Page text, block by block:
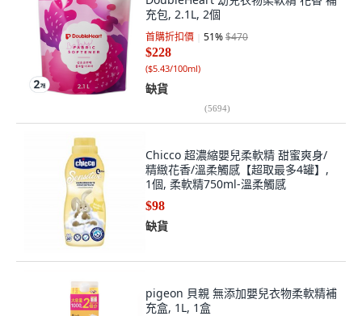
充包, 2.1L, 2個
首購折扣價 51%$470
$228
($5.43/100ml)
缺貨
(5694)
Chicco 超濃縮嬰兒柔軟精 甜蜜爽身/
精緻花香/溫柔觸感【超取最多4罐】,
1個, 柔軟精750ml-溫柔觸感
$98
缺貨
pigeon 貝親 無添加嬰兒衣物柔軟精補
充盒, 1L, 1盒